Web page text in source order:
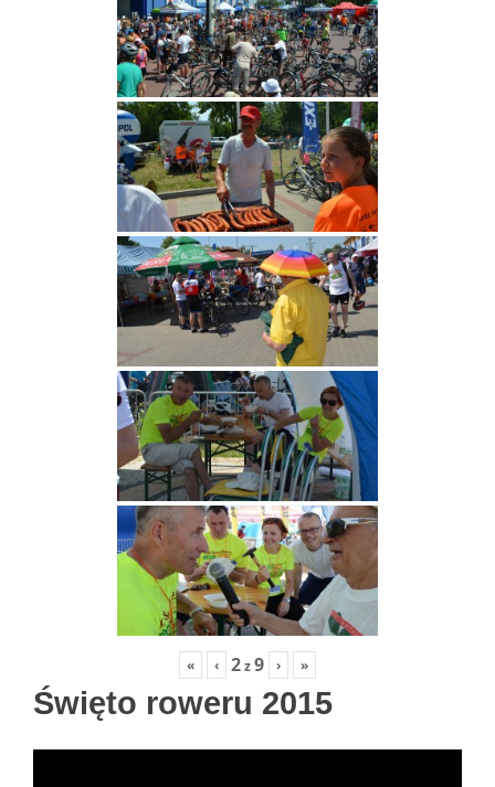
« ‹ 2z9 › »
Święto roweru 2015